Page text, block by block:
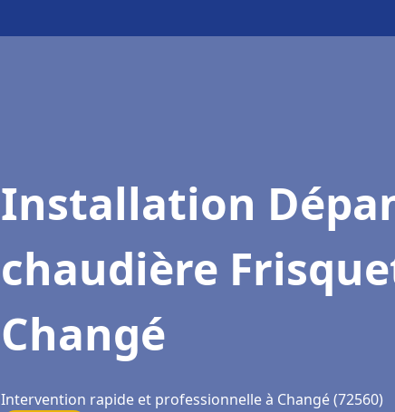
Installation
chaudière
Changé
Intervention rapide et professionnelle à Changé (72560)